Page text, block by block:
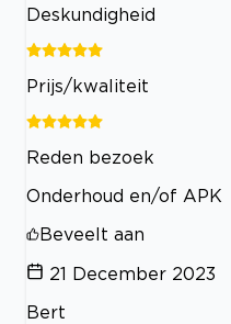
Deskundigheid
Prijs/kwaliteit
Reden bezoek
Onderhoud en/of APK
Beveelt aan
21 December 2023
Bert